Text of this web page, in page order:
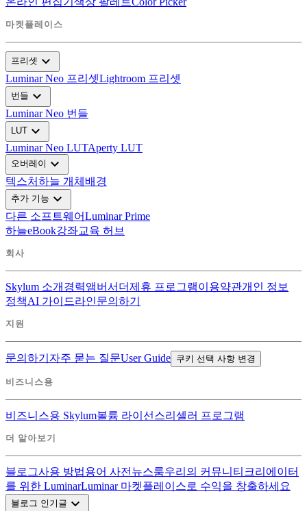
마켓플레이스
프리셋 expand_more
Luminar Neo 프리셋Lightroom 프리셋
번들 expand_more
Luminar Neo 번들
LUT expand_more
Luminar Neo LUTAperty LUT
오버레이 expand_more
텍스처하늘 개체 배경
추가 기능 expand_more
다른 소프트웨어Luminar Prime
하늘eBook강좌교육 허브
회사
Skylum 소개 경력앰버서더제휴 프로그램이용약관개인 정보
정책AI 가이드라인문의하기
지원
문의하기 자주 묻는 질문User Guide 쿠키 선택 사항 변경
비즈니스용
비즈니스용 Skylum볼륨 라이선스리셀러 프로그램
더 알아보기
블로그사용 방법용어 사전 뉴스룸우리의 커뮤니티 크리에이터
를 위한 LuminarLuminar 마켓플레이스로 수익을 창출하세요
블로그 인기글 expand_more